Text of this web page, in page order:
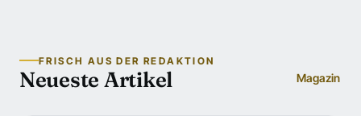
FRISCH AUS DER REDAKTION
Neueste Artikel Magazin